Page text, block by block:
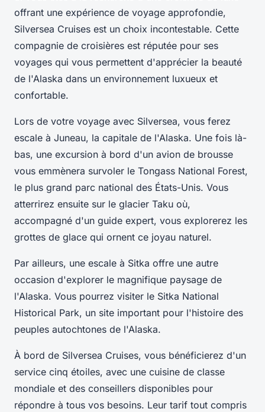
offrant une expérience de voyage approfondie,
Silversea Cruises est un choix incontestable. Cette
compagnie de croisières est réputée pour ses
voyages qui vous permettent d'apprécier la beauté
de l'Alaska dans un environnement luxueux et
confortable.
Lors de votre voyage avec Silversea, vous ferez
escale à Juneau, la capitale de l'Alaska. Une fois là-
bas, une excursion à bord d'un avion de brousse
vous emmènera survoler le Tongass National Forest,
le plus grand parc national des États-Unis. Vous
atterrirez ensuite sur le glacier Taku où,
accompagné d'un guide expert, vous explorerez les
grottes de glace qui ornent ce joyau naturel.
Par ailleurs, une escale à Sitka offre une autre
occasion d'explorer le magnifique paysage de
l'Alaska. Vous pourrez visiter le Sitka National
Historical Park, un site important pour l'histoire des
peuples autochtones de l'Alaska.
À bord de Silversea Cruises, vous bénéficierez d'un
service cinq étoiles, avec une cuisine de classe
mondiale et des conseillers disponibles pour
répondre à tous vos besoins. Leur tarif tout compris